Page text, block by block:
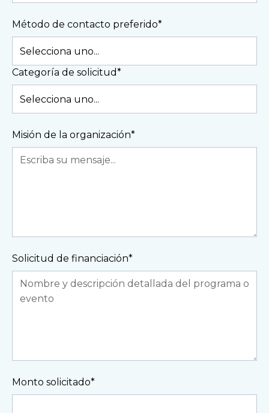
Método de contacto preferido*
Categoría de solicitud*
Misión de la organización*
Solicitud de financiación*
Monto solicitado*